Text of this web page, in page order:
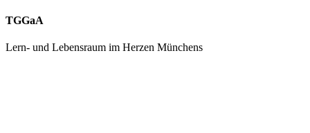
TGGaA
Lern- und Lebensraum im Herzen Münchens